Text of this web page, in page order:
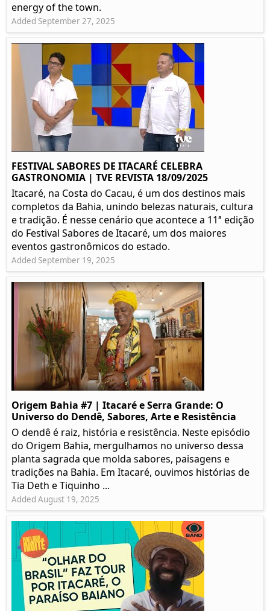
energy of the town.
Added September 27, 2025
FESTIVAL SABORES DE ITACARÉ CELEBRA
GASTRONOMIA | TVE REVISTA 18/09/2025
Itacaré, na Costa do Cacau, é um dos destinos mais
completos da Bahia, unindo belezas naturais, cultura
e tradição. É nesse cenário que acontece a 11ª edição
do Festival Sabores de Itacaré, um dos maiores
eventos gastronômicos do estado.
Added September 19, 2025
Origem Bahia #7 | Itacaré e Serra Grande: O
Universo do Dendê, Sabores, Arte e Resistência
O dendê é raiz, história e resistência. Neste episódio
do Origem Bahia, mergulhamos no universo dessa
planta sagrada que molda sabores, paisagens e
tradições na Bahia. Em Itacaré, ouvimos histórias de
Tia Deth e Tiquinho ...
Added August 19, 2025